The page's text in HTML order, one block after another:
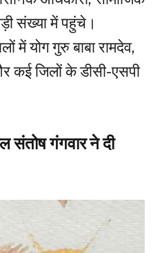
संख्या में पहुंचे।
में योग गुरु बाबा रामदेव,
कई जिलों के डीसी-एसपी
संतोष गंगवार ने दी